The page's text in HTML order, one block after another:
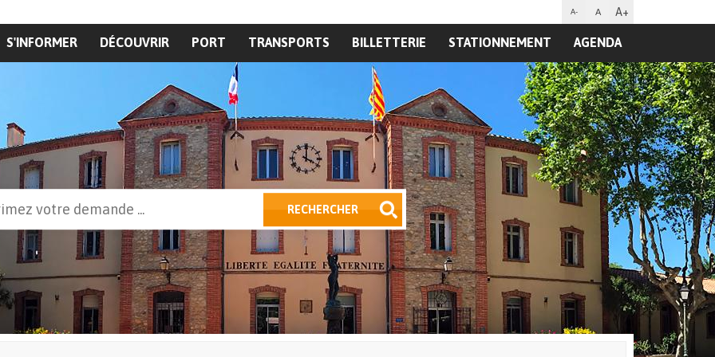
A- A A+
S'INFORMER DÉCOUVRIR PORT TRANSPORTS BILLETTERIE STATIONNEMENT AGENDA
de recherche RECHERCHER